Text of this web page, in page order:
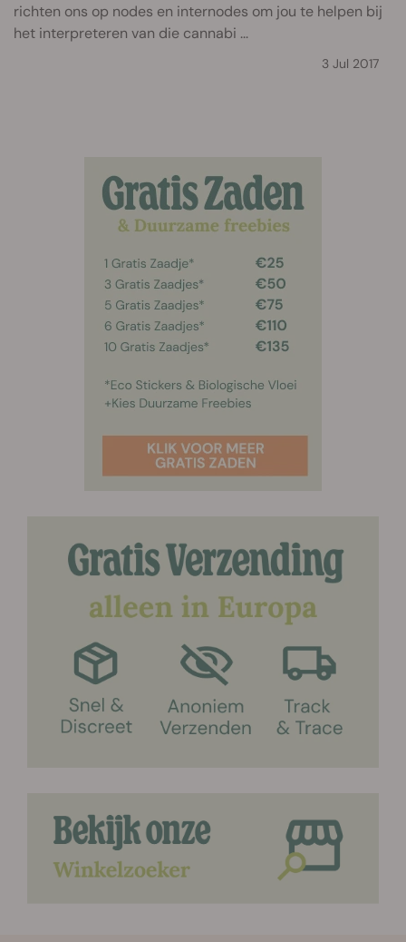
richten ons op nodes en internodes om jou te helpen bij
het interpreteren van die cannabi ...
3 Jul 2017